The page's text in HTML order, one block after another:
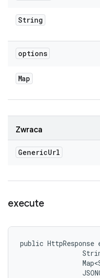
String
options
Map
Zwraca
GenericUrl
execute
public